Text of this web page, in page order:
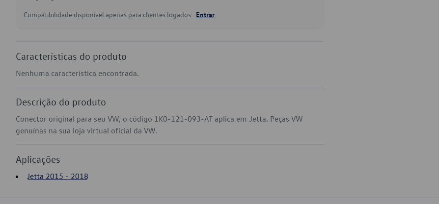
Compatibilidade disponível apenas para clientes logados. Entrar
Características do produto
Nenhuma característica encontrada.
Descrição do produto
Conector original para seu VW, o código 1K0-121-093-AT aplica em Jetta. Peças VW
genuínas na sua loja virtual oficial da VW.
Aplicações
Jetta 2015 - 2018